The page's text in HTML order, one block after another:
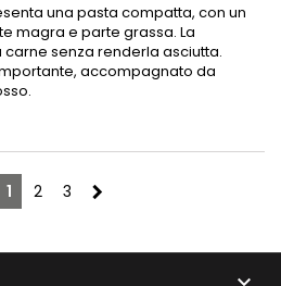
una pasta compatta, con un
magra e parte grassa. La
senza renderla asciutta.
accompagnato da
1 2 3 chevron_right